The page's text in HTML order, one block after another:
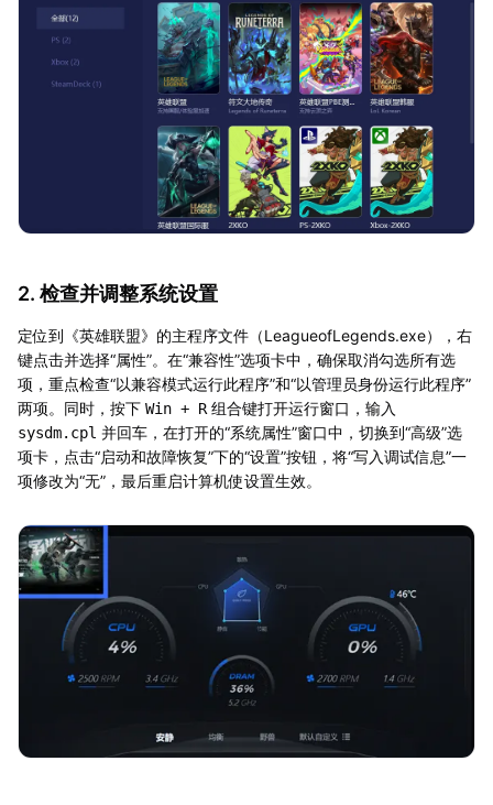
2. 检查并调整系统设置
定位到《英雄联盟》的主程序文件（LeagueofLegends.exe），右
键点击并选择“属性”。在“兼容性”选项卡中，确保取消勾选所有选
项，重点检查“以兼容模式运行此程序”和“以管理员身份运行此程序”
两项。同时，按下 Win + R 组合键打开运行窗口，输入
sysdm.cpl 并回车，在打开的“系统属性”窗口中，切换到“高级”选
项卡，点击“启动和故障恢复”下的“设置”按钮，将“写入调试信息”一
项修改为“无”，最后重启计算机使设置生效。